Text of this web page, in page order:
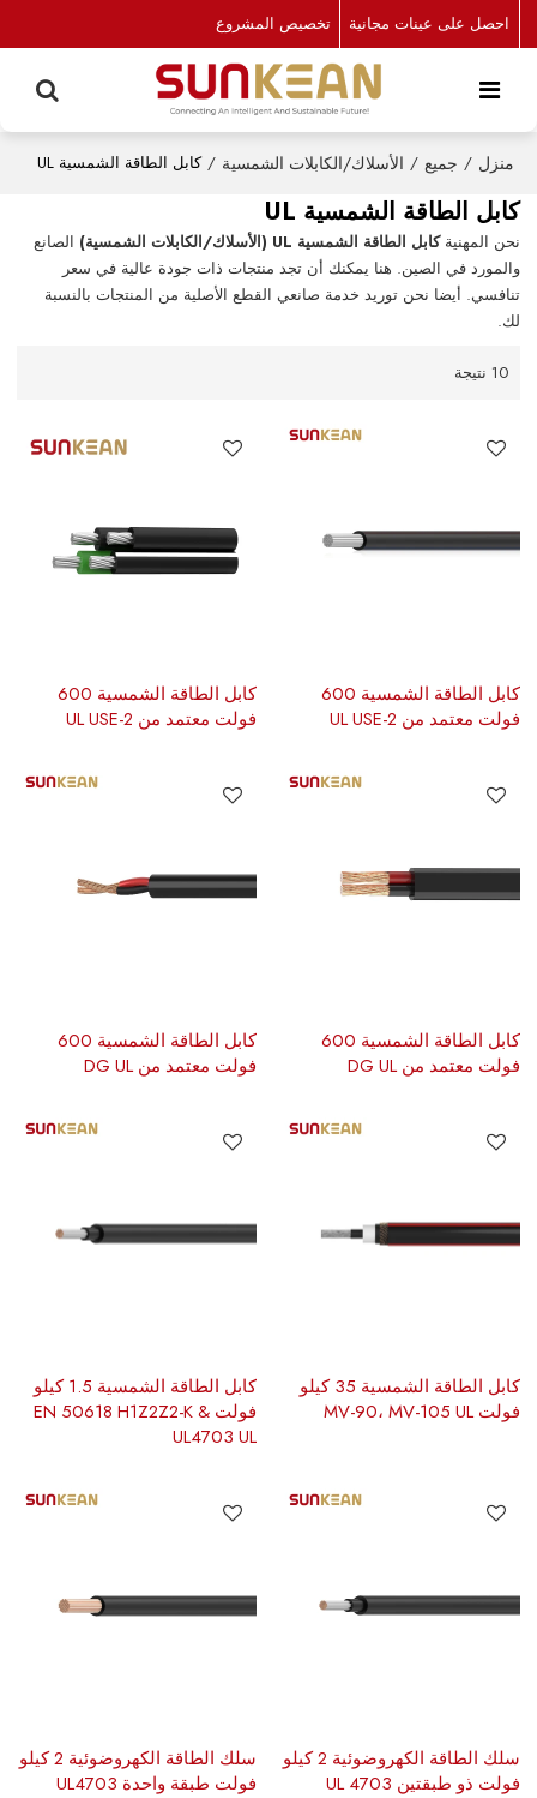
احصل على عينات مجانية تخصيص المشروع
منزل / جميع / الأسلاك/الكابلات الشمسية / كابل الطاقة الشمسية UL
كابل الطاقة الشمسية UL
نحن المهنيةكابل الطاقة الشمسية UL (الأسلاك/الكابلات الشمسية)
الصانع
والمورد في الصين. هنا يمكنك أن تجد منتجات ذات جودة عالية في سعر
تنافسي. أيضا نحن توريد خدمة صانعي القطع الأصلية من المنتجات بالنسبة
لك.
10 نتيجة
كابل الطاقة الشمسية 600
فولت معتمد من UL USE-2
كابل الطاقة الشمسية 600
فولت معتمد من UL USE-2
كابل الطاقة الشمسية 600
فولت معتمد من DG UL
كابل الطاقة الشمسية 600
فولت معتمد من DG UL
كابل الطاقة الشمسية 35 كيلو
فولت MV-90، MV-105 UL
كابل الطاقة الشمسية 1.5 كيلو
فولت EN 50618 H1Z2Z2-K &
UL4703 UL
سلك الطاقة الكهروضوئية 2 كيلو
فولت ذو طبقتين UL 4703
سلك الطاقة الكهروضوئية 2 كيلو
فولت طبقة واحدة UL4703